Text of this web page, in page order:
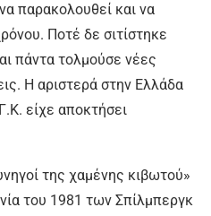
παρακολουθεί και να
Ποτέ δε σιτίστηκε
πάντα τολμούσε νέες
Η αριστερά στην Ελλάδα
είχε αποκτήσει
της χαμένης κιβωτού»
του 1981 των Σπίλμπεργκ